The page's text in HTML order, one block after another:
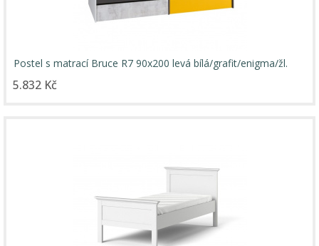
Postel s matrací Bruce R7 90x200 levá bílá/grafit/enigma/žl.
5.832 Kč